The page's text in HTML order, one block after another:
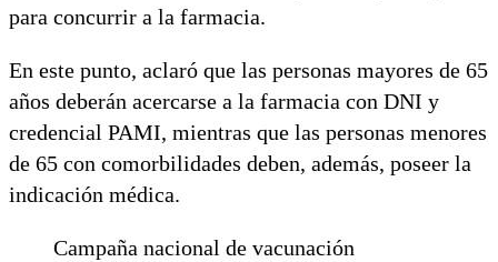
para concurrir a la farmacia.
En este punto, aclaró que las personas mayores de 65
años deberán acercarse a la farmacia con DNI y
credencial PAMI, mientras que las personas menores
de 65 con comorbilidades deben, además, poseer la
indicación médica.
Campaña nacional de vacunación